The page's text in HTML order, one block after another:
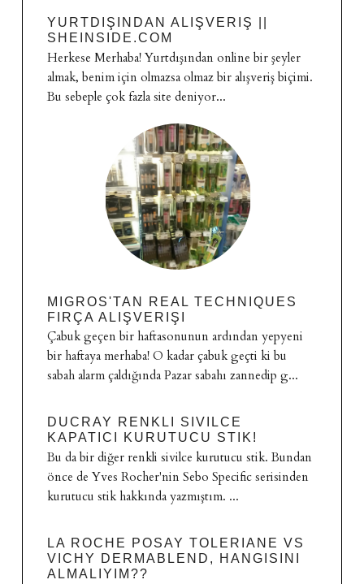
YURTDIŞINDAN ALIŞVERIŞ ||
SHEINSIDE.COM
Herkese Merhaba! Yurtdışından online bir şeyler
almak, benim için olmazsa olmaz bir alışveriş biçimi.
Bu sebeple çok fazla site deniyor...
MIGROS'TAN REAL TECHNIQUES
FIRÇA ALIŞVERIŞI
Çabuk geçen bir haftasonunun ardından yepyeni
bir haftaya merhaba! O kadar çabuk geçti ki bu
sabah alarm çaldığında Pazar sabahı zannedip g...
DUCRAY RENKLI SIVILCE
KAPATICI KURUTUCU STIK!
Bu da bir diğer renkli sivilce kurutucu stik. Bundan
önce de Yves Rocher'nin Sebo Specific serisinden
kurutucu stik hakkında yazmıştım. ...
LA ROCHE POSAY TOLERIANE VS
VICHY DERMABLEND, HANGISINI
ALMALIYIM??